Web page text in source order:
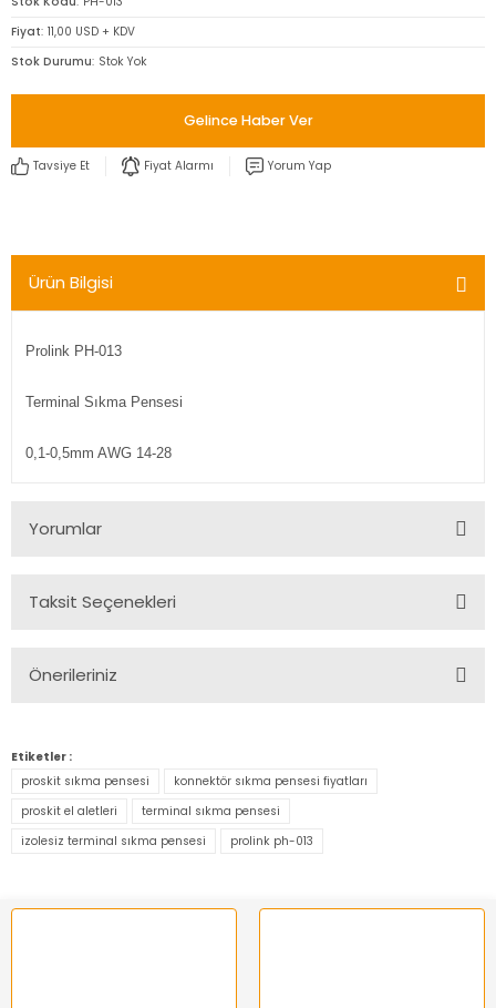
Fiyat 11,00 USD + KDV
Stok Durumu Stok Yok
Gelince Haber Ver
Tavsiye Et Fiyat Alarmı Yorum Yap
Ürün Bilgisi
Prolink PH-013
Terminal Sıkma Pensesi
0,1-0,5mm AWG 14-28
Yorumlar
Taksit Seçenekleri
Önerileriniz
konularda yetersiz gördüğünüz noktaları öneri formunu
kullanarak tarafımıza iletebilirsiniz.
Görüş ve önerileriniz için teşekkür ederiz.
Ürün resmi kalitesiz, bozuk veya görüntülenemiyor.
Ürün bilgilerinde hatalar bulunuyor.
Etiketler :
proskit sıkma pensesi
konnektör sıkma pensesi fiyatları
proskit el aletleri
terminal sıkma pensesi
izolesiz terminal sıkma pensesi
prolink ph-013